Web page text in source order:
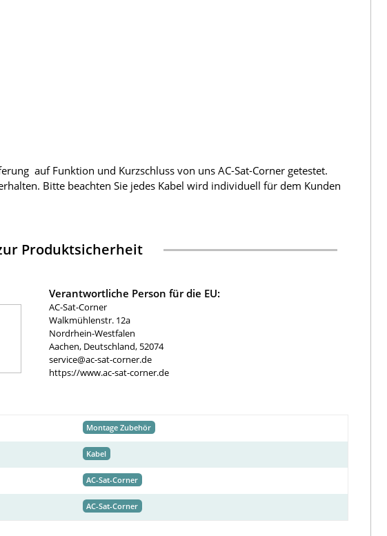
auf Funktion und Kurzschluss von uns AC-Sat-Corner getestet.
Bitte beachten Sie jedes Kabel wird individuell für dem Kunden
Produktsicherheit
Verantwortliche Person für die EU:
AC-Sat-Corner
Walkmühlenstr. 12a
Nordrhein-Westfalen
Aachen, Deutschland, 52074
service@ac-sat-corner.de
https://www.ac-sat-corner.de
Montage Zubehör
Kabel
AC-Sat-Corner
AC-Sat-Corner